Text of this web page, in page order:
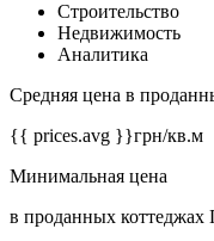
Строительство
Недвижимость
Аналитика
Средняя цена в
{{ prices.avg }}грн/кв.м
Минимальная цена
в проданных коттеджах